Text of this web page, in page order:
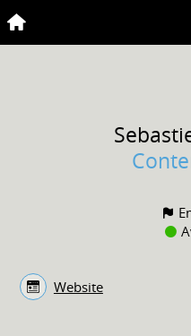
Website